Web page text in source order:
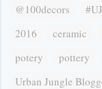
@100decors
2016
ceramic
potery
pottery
Urban Jungle